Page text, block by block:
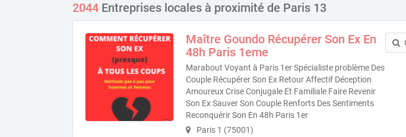
2044 Entreprises locales à proximité de Paris 13
Maître Goundo Récupérer Son Ex En
48h Paris 1eme
Marabout Voyant à Paris 1er Spécialiste problème Des
Couple Récupérer Son Ex Retour Affectif Déception
Amoureux Crise Conjugale Et Familiale Faire Revenir
Son Ex Sauver Son Couple Renforts Des Sentiments
Reconquérir Son En 48h Paris 1er
Paris 1 (75001)